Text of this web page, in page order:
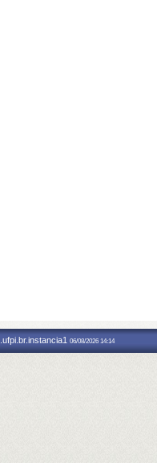
06/08/2026 14:14